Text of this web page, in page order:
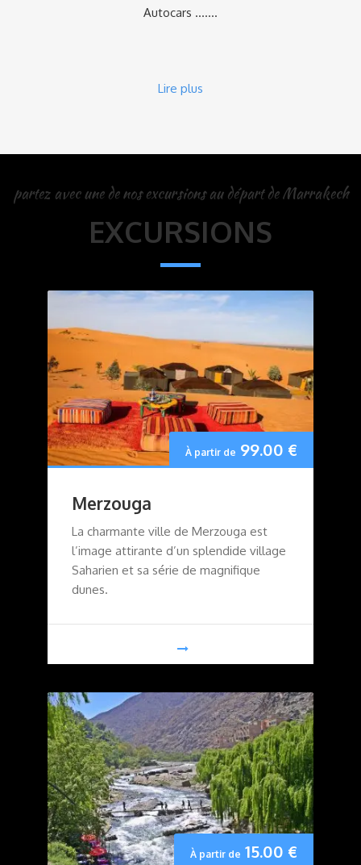
Autocars …….
Lire plus
partez avec une de nos excursions au départ de Marrakech
EXCURSIONS
À partir de 99.00 €
Merzouga
La charmante ville de Merzouga est
l’image attirante d’un splendide village
Saharien et sa série de magnifique
dunes.
À partir de 15.00 €